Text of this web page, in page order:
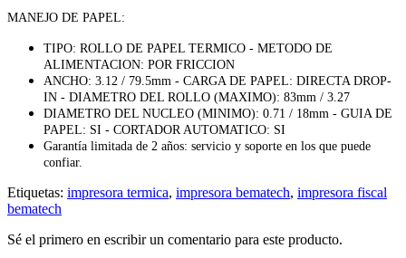
MANEJO DE PAPEL:
TIPO: ROLLO DE PAPEL TERMICO - METODO DE
ALIMENTACION: POR FRICCION
ANCHO: 3.12 / 79.5mm - CARGA DE PAPEL: DIRECTA DROP-
IN - DIAMETRO DEL ROLLO (MAXIMO): 83mm / 3.27
DIAMETRO DEL NUCLEO (MINIMO): 0.71 / 18mm - GUIA DE
PAPEL: SI - CORTADOR AUTOMATICO: SI
Garantía limitada de 2 años: servicio y soporte en los que puede
confiar.
Etiquetas: impresora termica, impresora bematech, impresora fiscal
bematech
Sé el primero en escribir un comentario para este producto.